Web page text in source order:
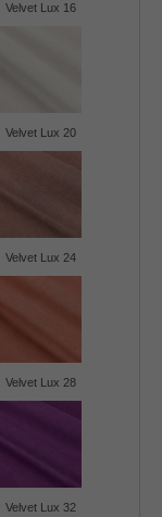
Velvet Lux 16
Velvet Lux 20
Velvet Lux 24
Velvet Lux 28
Velvet Lux 32